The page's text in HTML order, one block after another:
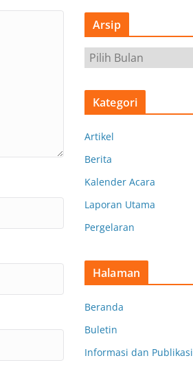
Arsip
r
s
Kategori
Artikel
Berita
Kalender Acara
Laporan Utama
Pergelaran
Halaman
Beranda
Buletin
Informasi dan Publikasi